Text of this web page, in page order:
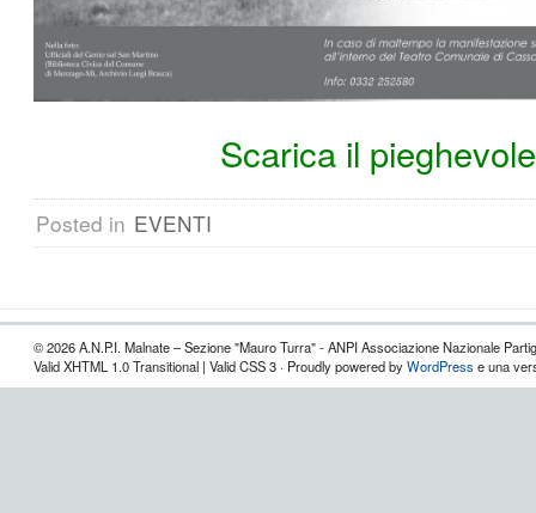
Scarica il pieghevole
Posted in EVENTI
© 2026 A.N.P.I. Malnate – Sezione "Mauro Turra" - ANPI Associazione Nazionale
Valid XHTML 1.0 Transitional | Valid CSS 3 · Proudly powered byWordPress e una